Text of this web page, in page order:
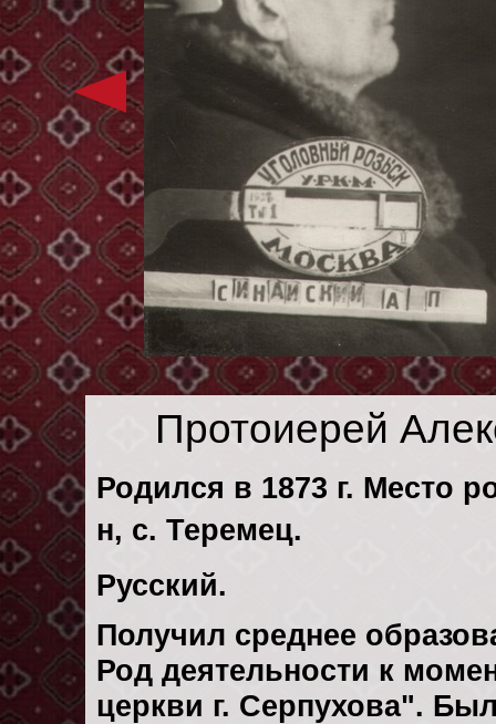
Протоиерей
Родился в 1873 г. Место
н, с. Теремец.
Русский.
Получил среднее
Род деятельности к
церкви г. Серпухова".